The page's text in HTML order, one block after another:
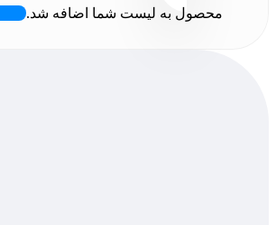
محصول به لیست شما اضافه شد.